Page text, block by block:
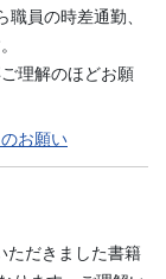
員の時差通勤、
理解のほどお願
お願い
ただきました書籍